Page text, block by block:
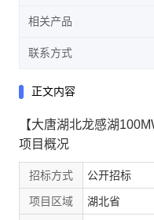
相关产品
联系方式
正文内容
【大唐湖北龙感湖
项目概况
招标方式 公开招标
项目区域 湖北省